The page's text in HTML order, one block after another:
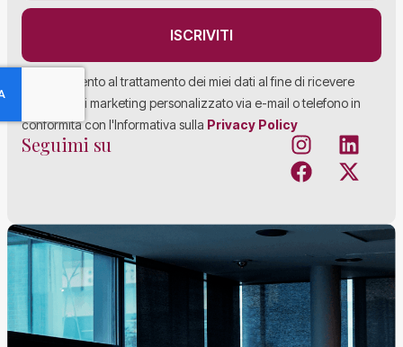
Acconsento al trattamento dei miei dati al fine di ricevere
materiale di marketing personalizzato via e-mail o telefono in
conformità con l'Informativa sulla Privacy Policy
ISCRIVITI
Seguimi su